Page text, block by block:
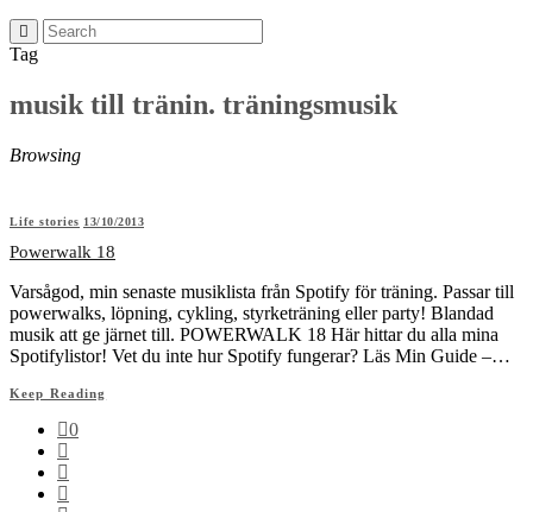
Tag
musik till tränin. träningsmusik
Browsing
Life stories 13/10/2013
Powerwalk 18
Varsågod, min senaste musiklista från Spotify för träning. Passar till
powerwalks, löpning, cykling, styrketräning eller party! Blandad
musik att ge järnet till. POWERWALK 18 Här hittar du alla mina
Spotifylistor! Vet du inte hur Spotify fungerar? Läs Min Guide –…
Keep Reading
0